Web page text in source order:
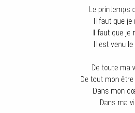
Le printemps
Il faut que je
Il faut que je
Il est venu
De toute ma
De tout mon
Dans mon
Dans ma